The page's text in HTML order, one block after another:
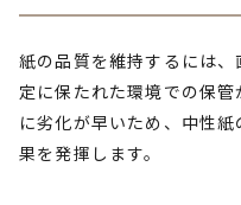
紙の品質を維持するには
定に保たれた環境での保
に劣化が早いため、中性
果を発揮します。